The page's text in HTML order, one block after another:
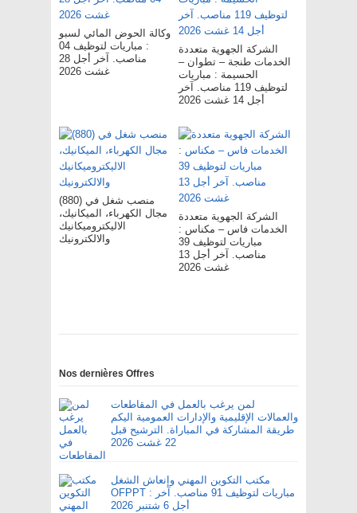
وكالة الحوض المائي لسبو
: مباريات لتوظيف 04
مناصب. آخر أجل 28
غشت 2026
الشركة الجهوية متعددة
الخدمات طنجة – تطوان –
الحسيمة : مباريات
لتوظيف 119 مناصب. آخر
أجل 14 غشت 2026
(880) منصب شغل في
مجال الكهرباء، الميكانيك،
الاليكتروميكانيك
والالكترونيك
الشركة الجهوية متعددة
الخدمات فاس – مکناس :
مباريات لتوظيف 39
مناصب. آخر أجل 13
غشت 2026
Nos dernières Offres
لمن يرغب بالعمل في المقاطعات
والعمالات الإقليمية والإدارات العمومية اليكم
طريقة المشاركة في المباراة. الترشيح قبل
22 غشت 2026
مكتب التكوين المهني وإنعاش الشغل
OFPPT : مباريات لتوظيف 91 مناصب. آخر
أجل 6 شتنبر 2026